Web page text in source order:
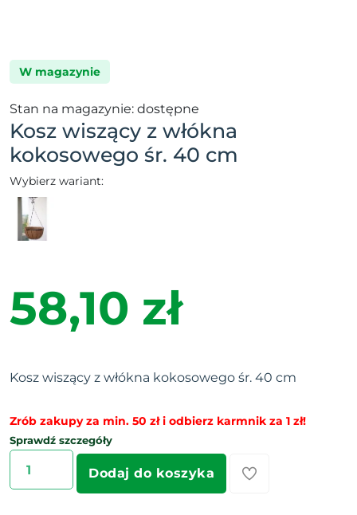
W magazynie
Stan na magazynie: dostępne
Kosz wiszący z włókna
kokosowego śr. 40 cm
Wybierz wariant:
58,10 zł
Kosz wiszący z włókna kokosowego śr. 40 cm
Zrób zakupy za min. 50 zł i odbierz karmnik za 1 zł!
Sprawdź szczegóły
Dodaj do koszyka